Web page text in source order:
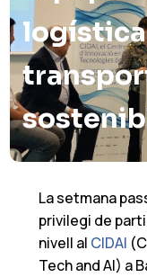
La setmana
privilegi de
nivell al CIDAI
Tech and AI) a